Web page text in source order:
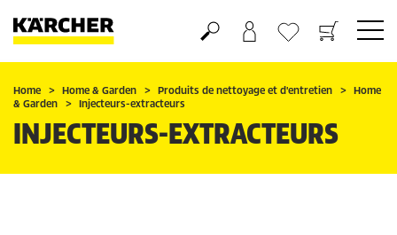
Panier
Mes Favoris
Home Home & Garden Produits de nettoyage et d'entretien
Home
& Garden
Injecteurs-extracteurs
INJECTEURS-EXTRACTEURS